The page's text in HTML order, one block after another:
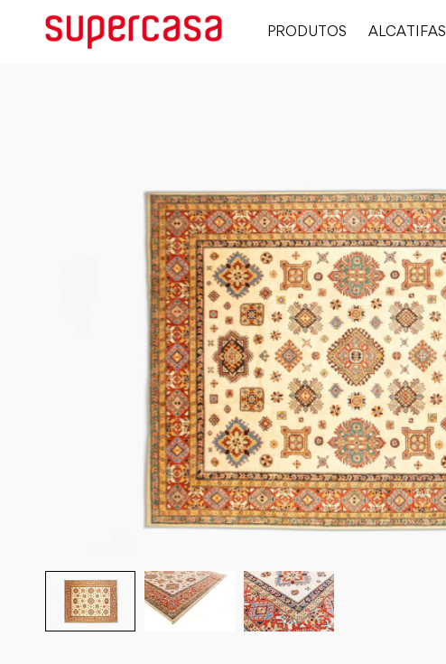
PRODUTOS ALCATIFAS